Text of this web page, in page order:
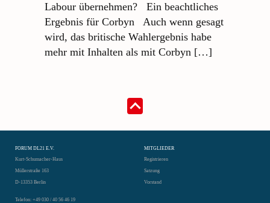
Labour übernehmen? Ein beachtliches
Ergebnis für Corbyn Auch wenn gesagt
wird, das britische Wahlergebnis habe
mehr mit Inhalten als mit Corbyn […]
FORUM DL21 E.V.
Kurt-Schumacher-Haus
Müllerstraße 163
D-13353 Berlin
Telefon: +49 030 / 40 56 46 19
MITGLIEDER
Registrieren
Satzung
Vorstand